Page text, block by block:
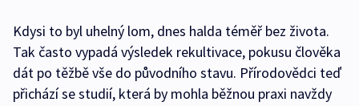
Kdysi to byl uhelný lom, dnes halda téměř bez života.
Tak často vypadá výsledek rekultivace, pokusu člověka
dát po těžbě vše do původního stavu. Přírodovědci teď
přichází se studií, která by mohla běžnou praxi navždy